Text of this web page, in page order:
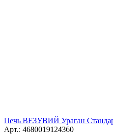
Печь ВЕЗУВИЙ Ураган
Арт.: 4680019124360